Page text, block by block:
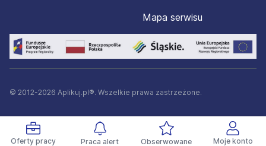
Oferty pracy Praca alert Obserwowane Moje konto
Mapa serwisu
© 2012-2026 Aplikuj.pl®. Wszelkie prawa zastrzeżone.